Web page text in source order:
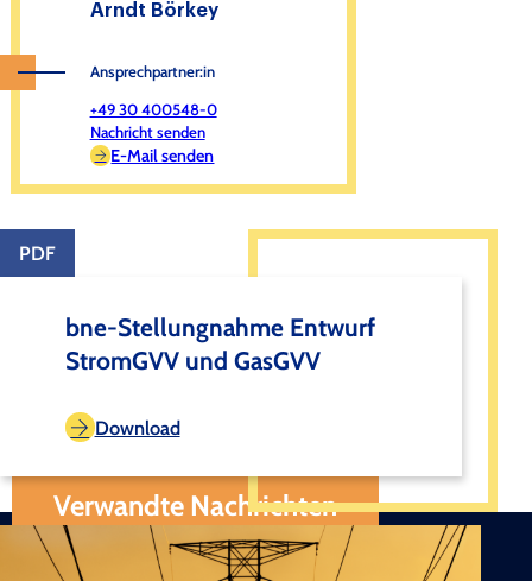
Arndt Börkey
Ansprechpartner:in
+49 30 400548-0
Nachricht senden
E-Mail senden
PDF
bne-Stellungnahme Entwurf
StromGVV und GasGVV
Download
Verwandte Nachrichten